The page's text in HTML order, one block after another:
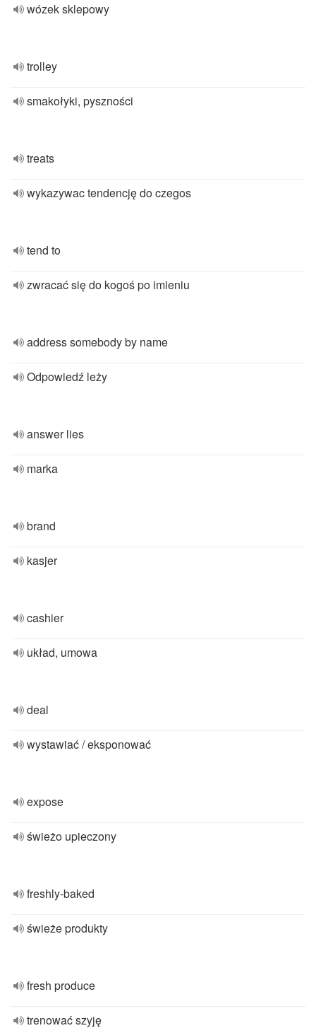
wózek sklepowy
trolley
smakołyki, pyszności
treats
wykazywac tendencję do czegos
tend to
zwracać się do kogoś po imieniu
address somebody by name
Odpowiedź leży
answer lies
marka
brand
kasjer
cashier
układ, umowa
deal
wystawiać / eksponować
expose
świeżo upieczony
freshly-baked
świeże produkty
fresh produce
trenować szyję